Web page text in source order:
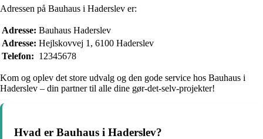
Adressen på Bauhaus i Haderslev er:
Adresse: Bauhaus Haderslev
Adresse: Hejlskovvej 1, 6100 Haderslev
Telefon: 12345678
Kom og oplev det store udvalg og den gode service hos Bauhaus i
Haderslev – din partner til alle dine gør-det-selv-projekter!
Hvad er Bauhaus i Haderslev?